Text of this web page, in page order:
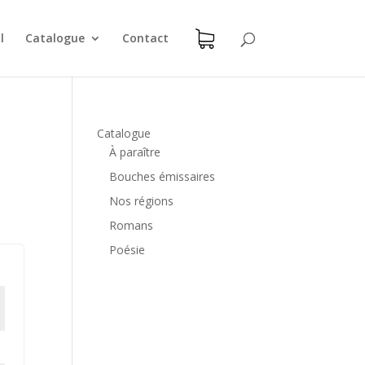
Catalogue Contact
Catalogue
À paraître
Bouches émissaires
Nos régions
Romans
Poésie